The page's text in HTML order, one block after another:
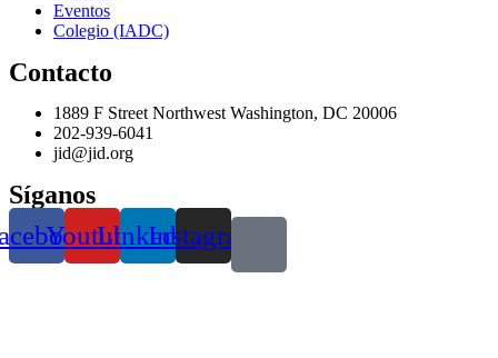
Eventos
Colegio (IADC)
Contacto
1889 F Street Northwest Washington, DC 20006
202-939-6041
jid@jid.org
Síganos
YoutubeLinkedin
Instagram